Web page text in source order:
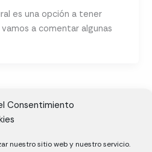
Consentimiento
nuestro sitio web y nuestro servicio.
es una opción a tener
a comentar algunas